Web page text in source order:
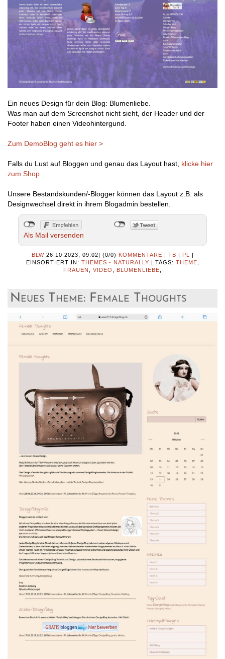
Ein neues Design für dein Blog: Blumenliebe.
Was man auf dem Screenshot nicht sieht, der Header und der
Footer haben einen Videohintergund.
Zum DemoBlog geht es hier >
Falls du Lust auf Bloggen und genau das Layout hast, klicke hier
zum Shop
Unsere Bestandskunden/-Blogger können das Layout z.B. als
Designwechsel direkt in ihrem Blogadmin bestellen.
Als Mail versenden
BLW 26.10.2023, 09.02| (0/0) KOMMENTARE | TB | PL
|
EINSORTIERT IN: THEMES - NATURALLY | TAGS: THEME
FRAUEN
VIDEO BLUMENLIEBE
Neues Theme: Female Thoughts